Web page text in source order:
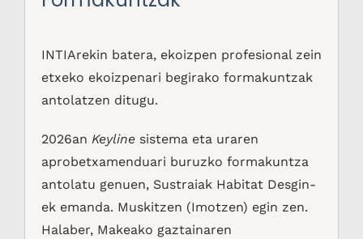
INTIArekin batera, ekoizpen profesional zein
etxeko ekoizpenari begirako formakuntzak
antolatzen ditugu.
2026an Keylinesistema eta uraren
aprobetxamenduari buruzko formakuntza
antolatu genuen, Sustraiak Habitat Desgin-
ek emanda. Muskitzen (Imotzen) egin zen.
Halaber, Makeako gaztainaren